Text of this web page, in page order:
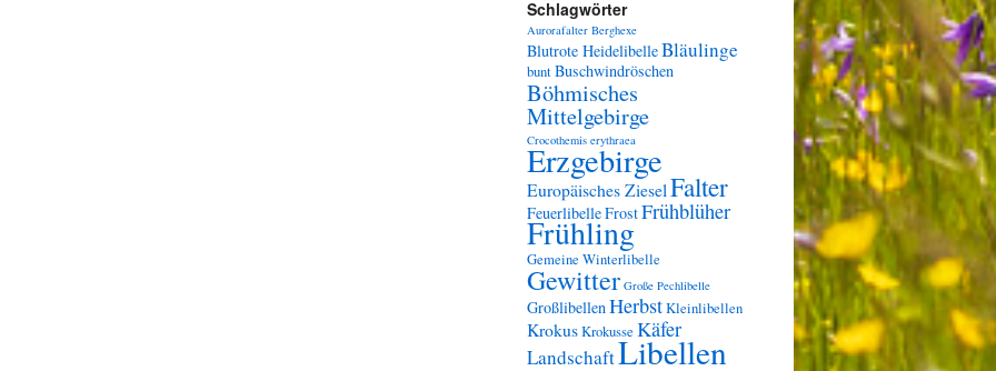
Schlagwörter
Aurorafalter Berghexe
Blutrote HeidelibelleBläulinge
buntBuschwindröschen
Böhmisches
Mittelgebirge
Crocothemis erythraea
Erzgebirge
Europäisches ZieselFalter
FeuerlibelleFrostFrühblüher
Frühling
Gemeine Winterlibelle
Gewitter Große Pechlibelle
GroßlibellenHerbstKleinlibellen
KrokusKrokusse Käfer
LandschaftLibellen